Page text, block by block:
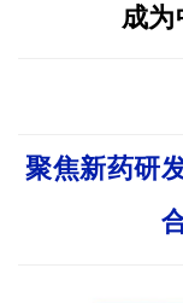
成为
聚焦新药研